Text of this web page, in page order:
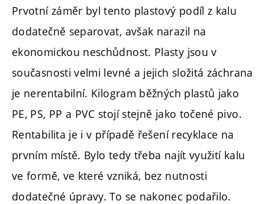
Prvotní záměr byl tento plastový podíl z kalu
dodatečně separovat, avšak narazil na
ekonomickou neschůdnost. Plasty jsou v
současnosti velmi levné a jejich složitá záchrana
je nerentabilní. Kilogram běžných plastů jako
PE, PS, PP a PVC stojí stejně jako točené pivo.
Rentabilita je i v případě řešení recyklace na
prvním místě. Bylo tedy třeba najít využití kalu
ve formě, ve které vzniká, bez nutnosti
dodatečné úpravy. To se nakonec podařilo.